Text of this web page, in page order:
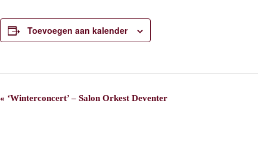
Toevoegen aan kalender
E
« ‘Winterconcert’ – Salon Orkest Deventer